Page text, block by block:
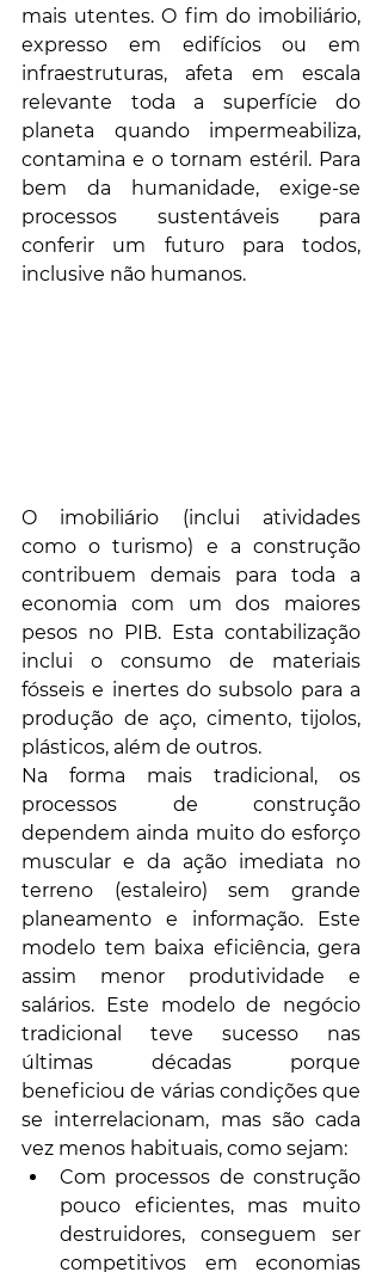
mais utentes. O fim do imobiliário,
expresso em edifícios ou em
infraestruturas, afeta em escala
relevante toda a superfície do
planeta quando impermeabiliza,
contamina e o tornam estéril. Para
bem da humanidade, exige-se
processos sustentáveis para
conferir um futuro para todos,
inclusive não humanos.
O imobiliário (inclui atividades
como o turismo) e a construção
contribuem demais para toda a
economia com um dos maiores
pesos no PIB. Esta contabilização
inclui o consumo de materiais
fósseis e inertes do subsolo para a
produção de aço, cimento, tijolos,
plásticos, além de outros.
Na forma mais tradicional, os
processos de construção
dependem ainda muito do esforço
muscular e da ação imediata no
terreno (estaleiro) sem grande
planeamento e informação. Este
modelo tem baixa eficiência, gera
assim menor produtividade e
salários. Este modelo de negócio
tradicional teve sucesso nas
últimas décadas porque
beneficiou de várias condições que
se interrelacionam, mas são cada
vez menos habituais, como sejam:
Com processos de construção
pouco eficientes, mas muito
destruidores, conseguem ser
competitivos em economias